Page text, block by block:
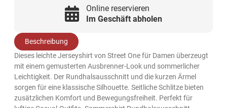
Online reservieren
Im Geschäft abholen
Beschreibung
Dieses leichte Jerseyshirt von Street One für Damen überzeugt
mit einem gemusterten Ausbrenner-Look und sommerlicher
Leichtigkeit. Der Rundhalsausschnitt und die kurzen Ärmel
sorgen für eine klassische Silhouette. Seitliche Schlitze bieten
zusätzlichen Komfort und Bewegungsfreiheit. Perfekt für